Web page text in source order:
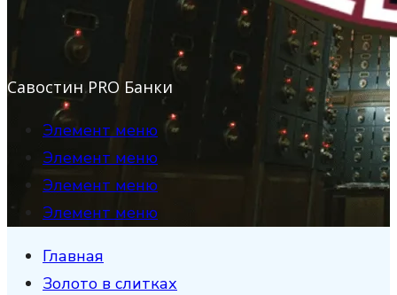
Савостин PRO Банки
Элемент меню
Элемент меню
Элемент меню
Элемент меню
Главная
Золото в слитках